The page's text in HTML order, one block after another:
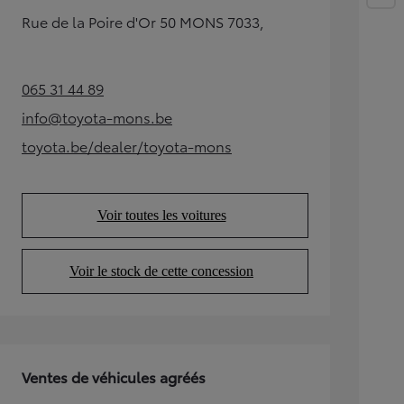
Corolla Touring Sports
À partir de
ou financement à partir de
Rue de la Poire d'Or 50 MONS 7033,
065 31 44 89(Opens in new tab)
info@toyota-mons.be
(Opens in new tab)
toyota.be/dealer/toyota-mons
(Opens in new tab)
Voir toutes les voitures
(Opens in new tab)
Voir le stock de cette concession
(Opens in new tab)
Ventes de véhicules agréés